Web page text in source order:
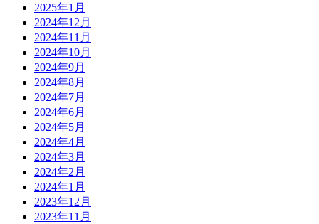
2025年1月
2024年12月
2024年11月
2024年10月
2024年9月
2024年8月
2024年7月
2024年6月
2024年5月
2024年4月
2024年3月
2024年2月
2024年1月
2023年12月
2023年11月